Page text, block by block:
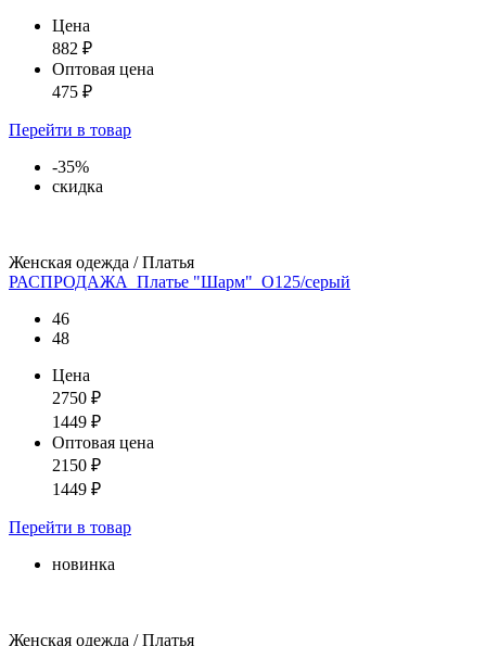
Цена
882 ₽
Оптовая цена
475 ₽
Перейти в товар
-35%
скидка
Женская одежда / Платья
РАСПРОДАЖА_Платье "Шарм"_О125/серый
46
48
Цена
2750 ₽
1449 ₽
Оптовая цена
2150 ₽
1449 ₽
Перейти в товар
новинка
Женская одежда / Платья